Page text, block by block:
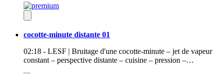
cocotte-minute distante 01
02:18 - LESF | Bruitage d'une cocotte-minute – jet de vapeur
constant – perspective distante – cuisine – pression –…